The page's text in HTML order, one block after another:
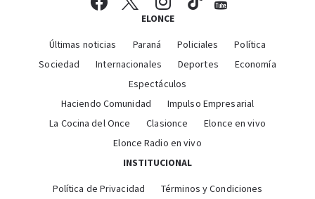
ELONCE
Últimas noticias Paraná Policiales
Política
Sociedad
Internacionales Deportes
Economía
Espectáculos
Haciendo Comunidad
Impulso Empresarial
La Cocina del Once
Clasionce
Elonce en vivo
Elonce Radio en vivo
INSTITUCIONAL
Política de Privacidad Términos y Condiciones